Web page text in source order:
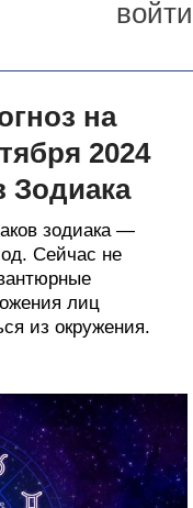
войти
на
2024
Зодиака
зодиака —
Сейчас не
лиц
из окружения.